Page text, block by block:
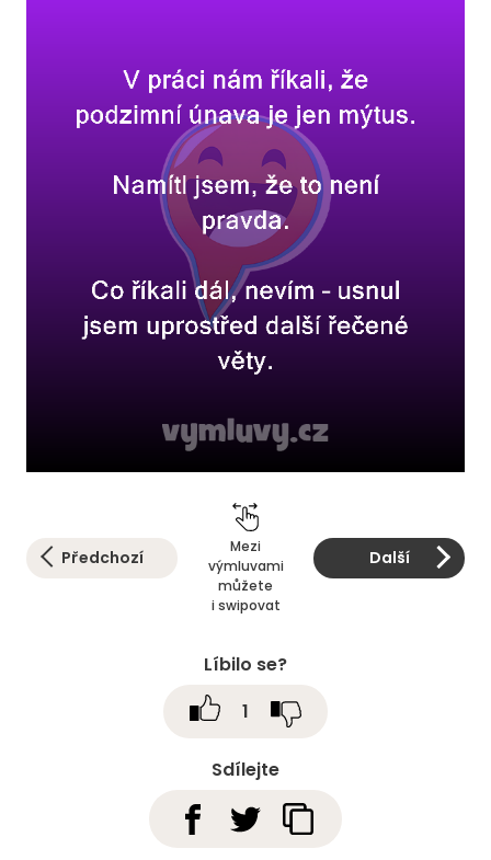
Předchozí
Mezi
výmluvami
můžete
i swipovat
Další
Sdílejte
Líbilo se?
1